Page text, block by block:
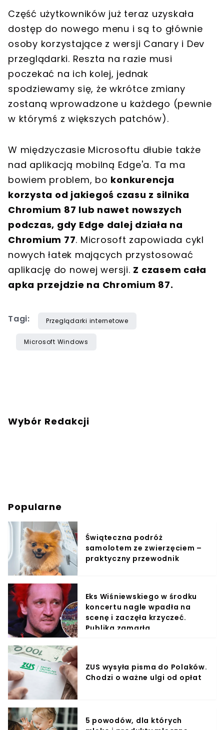
Część użytkowników już teraz uzyskała
dostęp do nowego menu i są to głównie
osoby korzystające z wersji Canary i Dev
przeglądarki. Reszta na razie musi
poczekać na ich kolej, jednak
spodziewamy się, że wkrótce zmiany
zostaną wprowadzone u każdego (pewnie
w którymś z większych patchów).
W międzyczasie Microsoftu dłubie także
nad aplikacją mobilną Edge'a. Ta ma
bowiem problem, bo konkurencja
korzysta od jakiegoś czasu z silnika
Chromium 87 lub nawet nowszych
podczas, gdy Edge dalej działa na
Chromium 77. Microsoft zapowiada cykl
nowych łatek mających przystosować
aplikację do nowej wersji. Z czasem cała
apka przejdzie na Chromium 87.
Tagi: Przeglądarki internetowe
Microsoft Windows
Wybór Redakcji
Popularne
Świąteczna podróż
samolotem ze zwierzęciem –
praktyczny przewodnik
Eks Wiśniewskiego w środku
koncertu nagle wpadła na
scenę i zaczęła krzyczeć.
Publika zamarła
ZUS wysyła pisma do Polaków.
Chodzi o ważne ulgi od opłat
5 powodów, dla których